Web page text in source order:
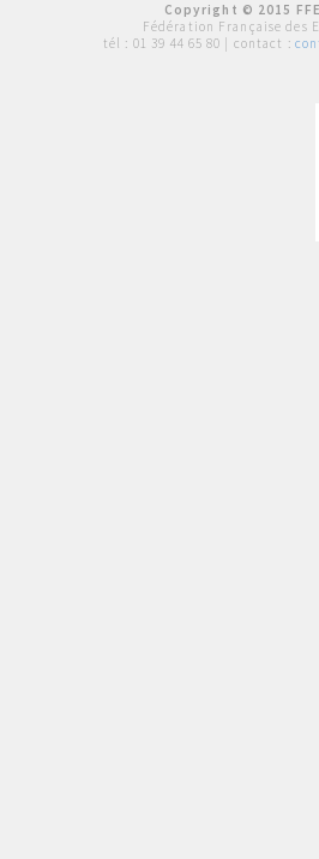
Copyright © 2015
Fédération Française des
tél : 01 39 44 65 80 | contact :